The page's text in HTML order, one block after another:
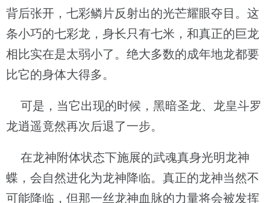
背后张开，七彩鳞片反射出的光芒耀眼夺目。这
条小巧的七彩龙，身长只有七米，和真正的巨龙
相比实在是太弱小了。绝大多数的成年地龙都要
比它的身体大得多。
可是，当它出现的时候，黑暗圣龙、龙皇斗罗
龙逍遥竟然再次后退了一步。
在龙神附体状态下施展的武魂真身光明龙神
蝶，会自然进化为龙神降临。真正的龙神当然不
可能降临，但那一丝龙神血脉的力量将会被发挥